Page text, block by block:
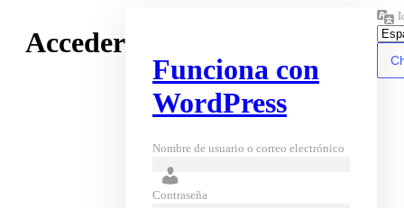
Acceder
Funciona con
WordPress
Nombre de usuario o correo electrónico
Contraseña